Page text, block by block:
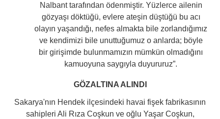
Nalbant tarafından ödenmiştir. Yüzlerce ailenin
gözyaşı döktüğü, evlere ateşin düştüğü bu acı
olayın yaşandığı, nefes almakta bile zorlandığımız
ve kendimizi bile unuttuğumuz o anlarda; böyle
bir girişimde bulunmamızın mümkün olmadığını
kamuoyuna saygıyla duyururuz”.
GÖZALTINA ALINDI
Sakarya'nın Hendek ilçesindeki havai fişek fabrikasının
sahipleri Ali Rıza Coşkun ve oğlu Yaşar Coşkun,